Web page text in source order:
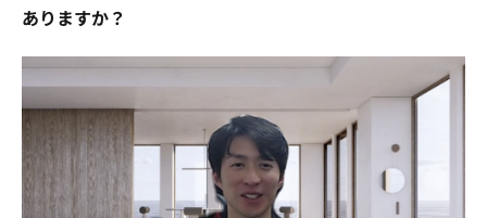
ありますか？